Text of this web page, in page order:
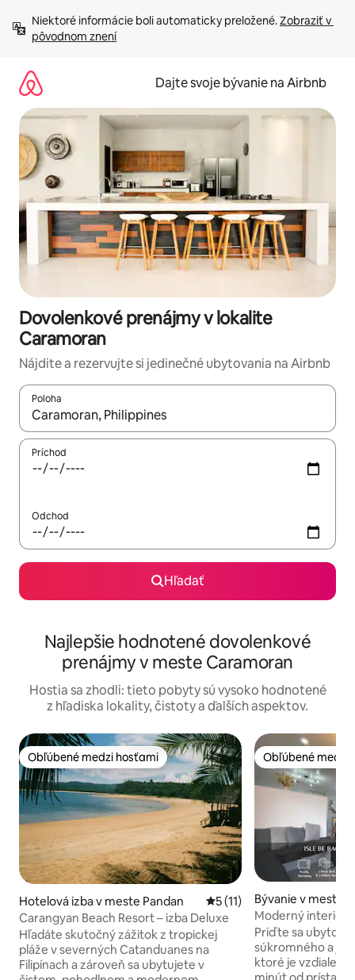
obsah.
Niektoré informácie boli automaticky preložené. Zobraziť v
pôvodnom znení
Dajte svoje bývanie na Airbnb
Dovolenkové prenájmy v lokalite
Caramoran
Nájdite a rezervujte si jedinečné ubytovania na Airbnb
Poloha
Keď budú výsledky k dispozícii, môžete si ich prechádzať
Príchod
Odchod
Hľadať
Najlepšie hodnotené dovolenkové
prenájmy v meste Caramoran
Hostia sa zhodli: tieto pobyty sú vysoko hodnotené
z hľadiska lokality, čistoty a ďalších aspektov.
Obľúbené medzi hosťami
Obľúbené medzi hosťami
Hotelová izba v meste Pandan Priemerné ohodnotenie 5
5 (11)
Carangyan Beach Resort – izba Deluxe
Hľadáte skutočný zážitok z tropickej
pláže v severných Catanduanes na
Filipínach a zároveň sa ubytujete v
Obľúbené medzi
Obľúbené medzi
Bývanie v meste
Moderný interiér |
Karaoke
Príďte sa
súkromného a
ktoré je vzdialené